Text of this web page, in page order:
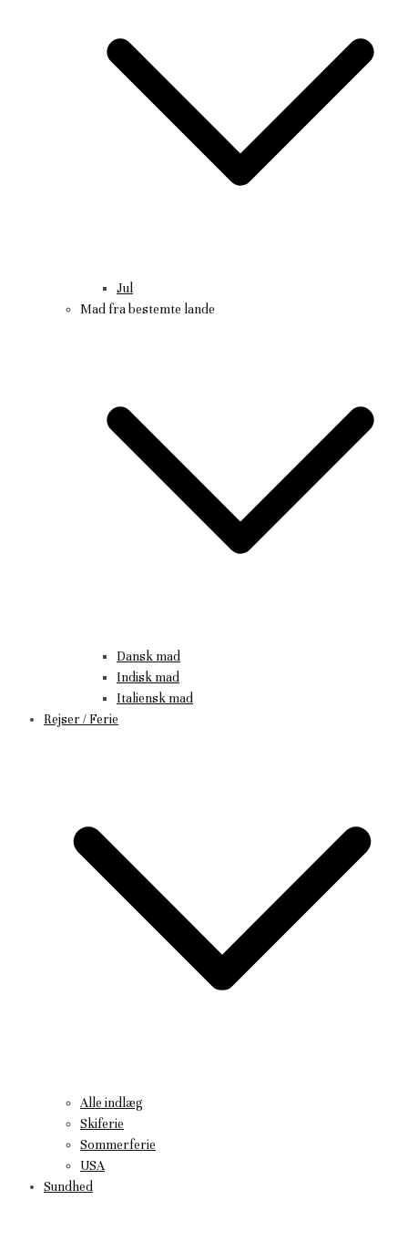
Jul
Mad fra bestemte lande
Dansk mad
Indisk mad
Italiensk mad
Rejser / Ferie
Alle indlæg
Skiferie
Sommerferie
USA
Sundhed